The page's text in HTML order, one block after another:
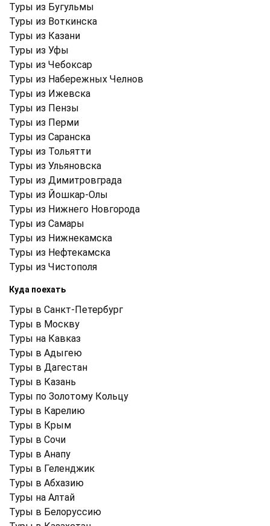
Туры из Бугульмы
Туры из Воткинска
Туры из Казани
Туры из Уфы
Туры из Чебоксар
Туры из Набережных Челнов
Туры из Ижевска
Туры из Пензы
Туры из Перми
Туры из Саранска
Туры из Тольятти
Туры из Ульяновска
Туры из Димитровграда
Туры из Йошкар-Олы
Туры из Нижнего Новгорода
Туры из Самары
Туры из Нижнекамска
Туры из Нефтекамска
Туры из Чистополя
Куда поехать
Туры в Санкт-Петербург
Туры в Москву
Туры на Кавказ
Туры в Адыгею
Туры в Дагестан
Туры в Казань
Туры по Золотому Кольцу
Туры в Карелию
Туры в Крым
Туры в Cочи
Туры в Анапу
Туры в Геленджик
Туры в Абхазию
Туры на Алтай
Туры в Белоруссию